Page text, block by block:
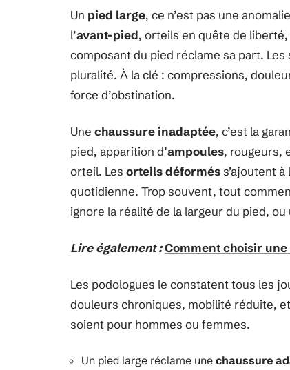
Un pied large, ce n’est pas une
l’avant-pied, orteils en quête de liberté,
composant du pied réclame sa part.
pluralité. À la clé : compressions,
force d’obstination.
Une chaussure inadaptée, c’est la
pied, apparition d’ampoules, rougeurs,
orteil. Les orteils déforméss’ajoutent
quotidienne. Trop souvent, tout
ignore la réalité de la largeur du pied,
Lire également :Comment choisir
Les podologues le constatent tous les
douleurs chroniques, mobilité réduite,
soient pour hommes ou femmes.
Un pied large réclame une chaussure